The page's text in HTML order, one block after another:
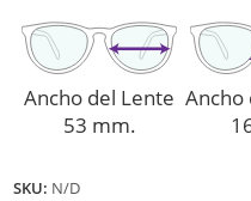
Ancho del Lente
53 mm.
Ancho
SKU: N/D